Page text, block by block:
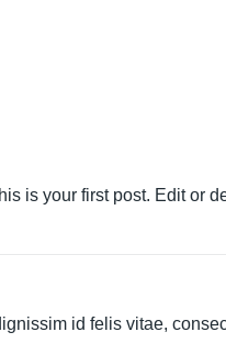
is your first post. Edit or
id felis vitae,